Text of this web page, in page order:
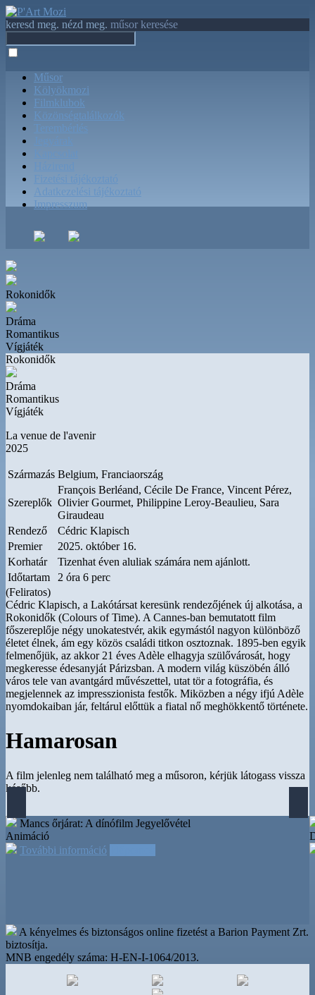
keresd meg. nézd meg. műsor keresése
Műsor
Kölyökmozi
Filmklubok
Közönségtalálkozók
Terembérlés
Jegyárak
Fizetési tájékoztató
Adatkezelési tájékoztató
Impresszum
Rokonidők
Dráma
Romantikus
Vígjáték
Rokonidők
Dráma
Romantikus
Vígjáték
La venue de l'avenir
2025
Származás Belgium, Franciaország
Szereplők
François Berléand, Cécile De France, Vincent Pérez,
Olivier Gourmet, Philippine Leroy-Beaulieu, Sara
Giraudeau
Rendező
Cédric Klapisch
Premier
2025. október 16.
Korhatár
Tizenhat éven aluliak számára nem ajánlott.
Időtartam
2 óra 6 perc
(Feliratos)
Cédric Klapisch, a Lakótársat keresünk rendezőjének új alkotása, a
Rokonidők (Colours of Time). A Cannes-ban bemutatott film
főszereplője négy unokatestvér, akik egymástól nagyon különböző
életet élnek, ám egy közös családi titkon osztoznak. 1895-ben egyik
felmenőjük, az akkor 21 éves Adèle elhagyja szülővárosát, hogy
megkeresse édesanyját Párizsban. A modern világ küszöbén álló
város tele van avantgárd művészettel, utat tör a fotográfia, és
megjelennek az impresszionista festők. Miközben a négy ifjú Adèle
nyomdokaiban jár, feltárul előttük a fiatal nő meghökkentő története.
Hamarosan
A film jelenleg nem található meg a műsoron, kérjük látogass vissza
később.
Mancs őrjárat: A dínófilm Jegyelővétel
Animáció
További információ
A kényelmes és biztonságos online fizetést a Barion Payment Zrt.
biztosítja.
MNB engedély száma: H-EN-I-1064/2013.